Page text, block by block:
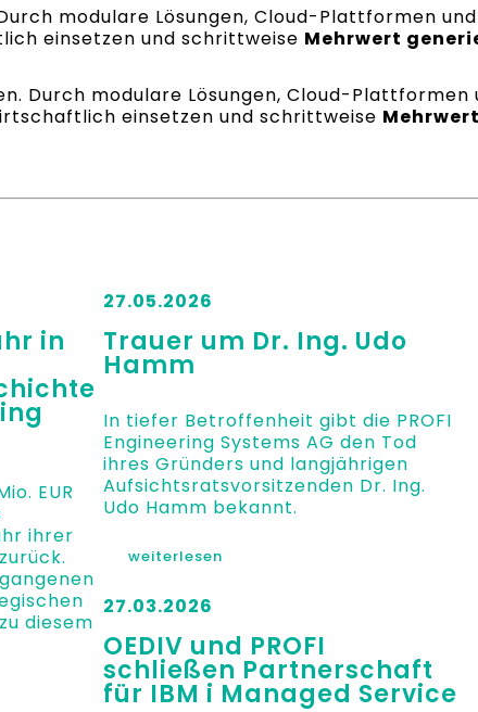
modulare Lösungen, Cloud-Plattformen
einsetzen und schrittweise Mehrwert
Durch modulare Lösungen, Cloud-Plattformen
einsetzen und schrittweise
in
EUR
ihrer
diesem
27.05.2026
Trauer um Dr. Ing. Udo
Hamm
In tiefer Betroffenheit gibt die PROFI
Engineering Systems AG den Tod
ihres Gründers und langjährigen
Aufsichtsratsvorsitzenden Dr. Ing.
Udo Hamm bekannt.
weiterlesen
27.03.2026
OEDIV und PROFI
schließen Partnerschaft
für IBM i Managed Service